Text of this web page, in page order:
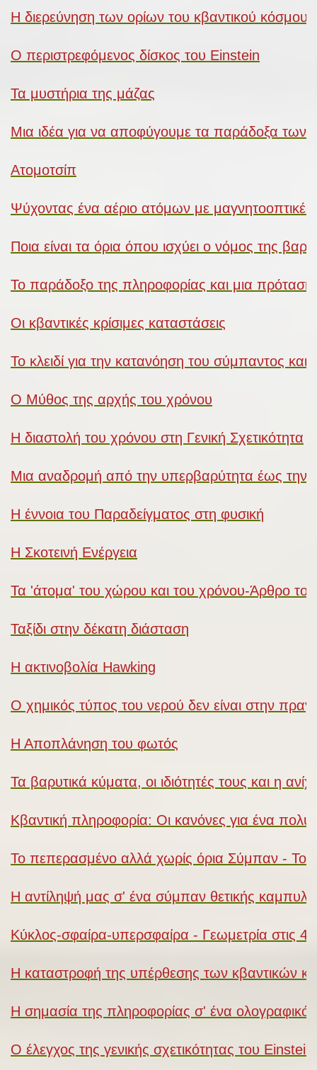
Η διερεύνηση των ορίων του κβαντικού κόσμου
Ο περιστρεφόμενος δίσκος του Einstein
Τα μυστήρια της μάζας
Μια ιδέα για να αποφύγουμε τα παράδοξα των
Ατομοτσίπ
Ψύχοντας ένα αέριο ατόμων με μαγνητοοπτικές
Ποια είναι τα όρια όπου ισχύει ο νόμος της
Το παράδοξο της πληροφορίας και μια
Οι κβαντικές κρίσιμες καταστάσεις
Το κλειδί για την κατανόηση του σύμπαντος
Ο Μύθος της αρχής του χρόνου
Η διαστολή του χρόνου στη Γενική Σχετικότητα
Μια αναδρομή από την υπερβαρύτητα έως την
Η έννοια του Παραδείγματος στη φυσική
Η Σκοτεινή Ενέργεια
Τα 'άτομα' του χώρου και του χρόνου-Άρθρο
Ταξίδι στην δέκατη διάσταση
Η ακτινοβολία Hawking
Ο χημικός τύπος του νερού δεν είναι στην
Η Αποπλάνηση του φωτός
Τα βαρυτικά κύματα, οι ιδιότητές τους και η
Κβαντική πληροφορία: Οι κανόνες για ένα
Το πεπερασμένο αλλά χωρίς όρια Σύμπαν - Το
Η αντίληψή μας σ' ένα σύμπαν θετικής
Κύκλος-σφαίρα-υπερσφαίρα - Γεωμετρία στις 4
Η καταστροφή της υπέρθεσης των κβαντικών
Η σημασία της πληροφορίας σ' ένα
Ο έλεγχος της γενικής σχετικότητας του Einstein